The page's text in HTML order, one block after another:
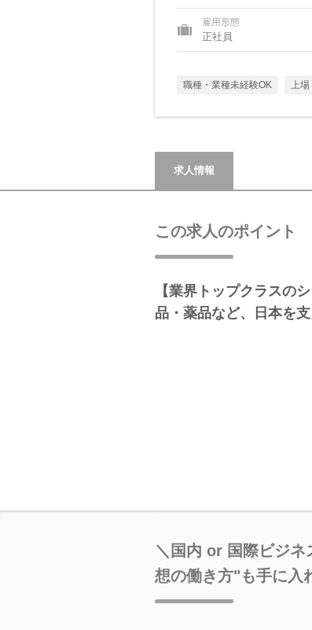
雇用形態
正社員
職種・業種未経験OK 上場
求人情報
この求人のポイント
【業界トップクラスの
品・薬品など、日本を
＼国内 or 国際ビジ
想の働き方"も手に入